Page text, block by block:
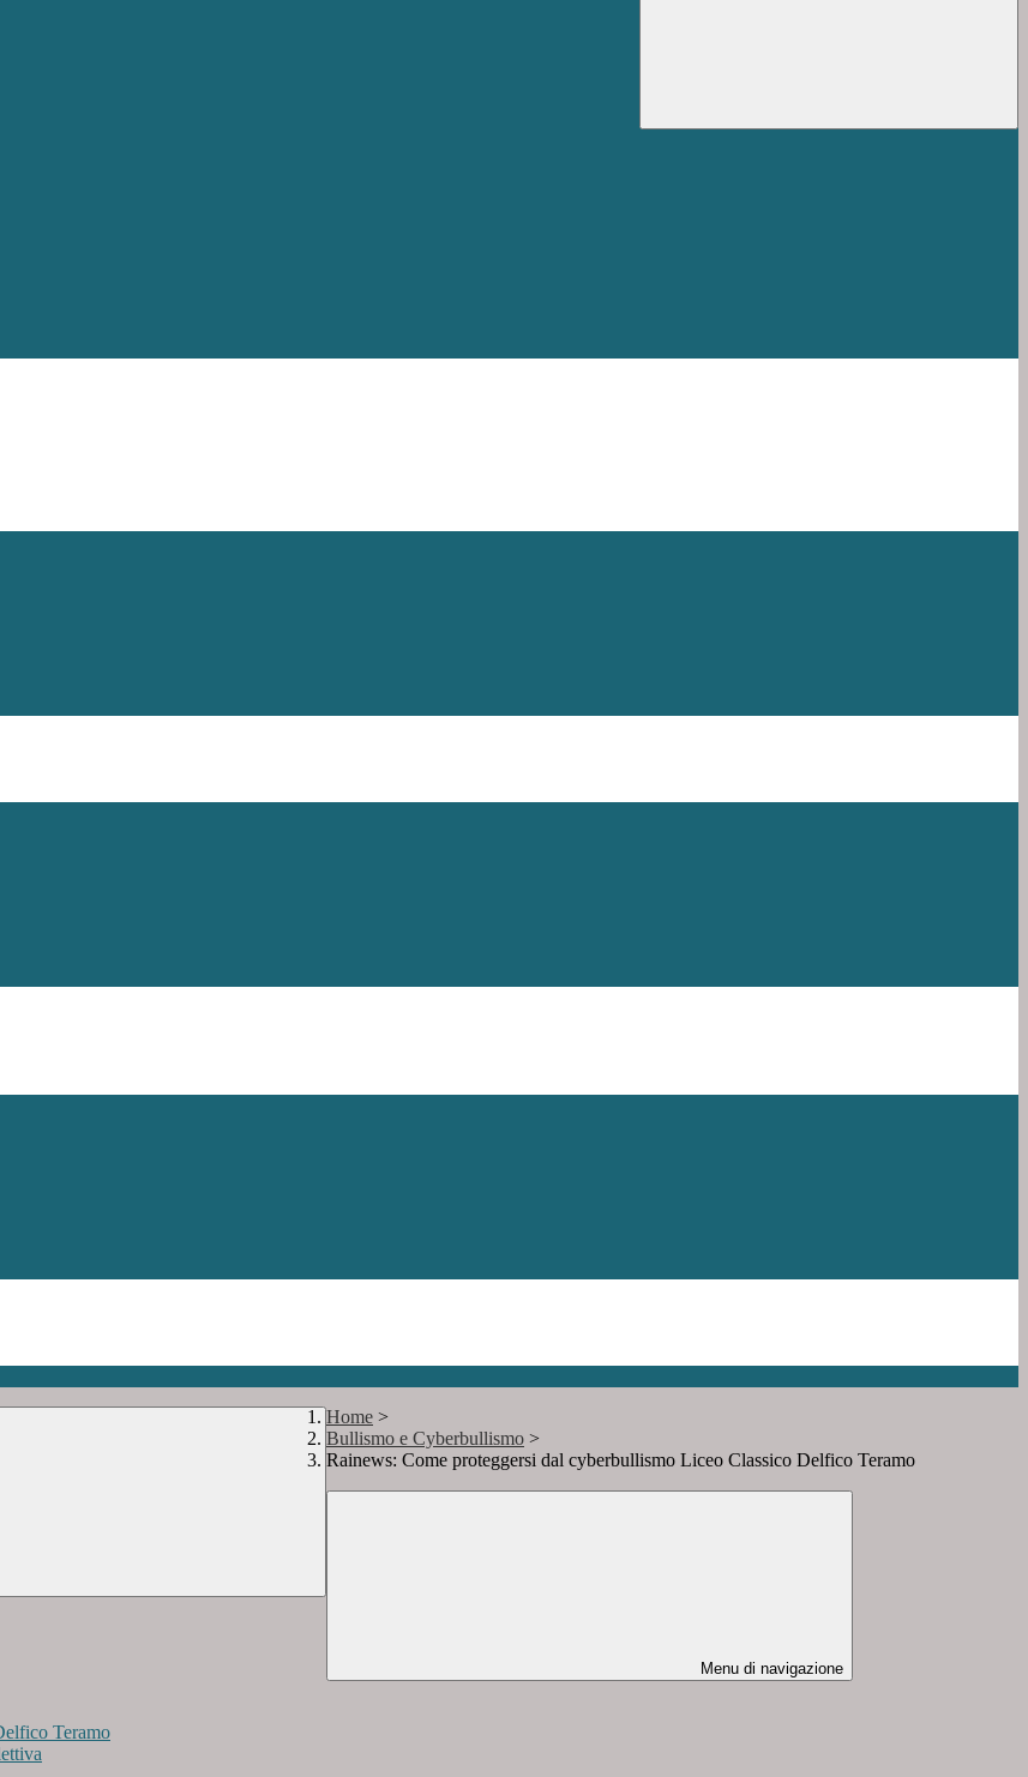
Home >
Bullismo e Cyberbullismo >
Rainews: Come proteggersi dal cyberbullismo Liceo Classico Delfico Teramo
Menu di navigazione
Teramo